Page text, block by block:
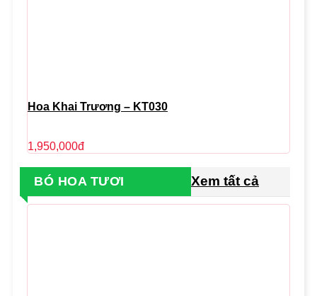
Hoa Khai Trương – KT030
1,950,000đ
BÓ HOA TƯƠI Xem tất cả